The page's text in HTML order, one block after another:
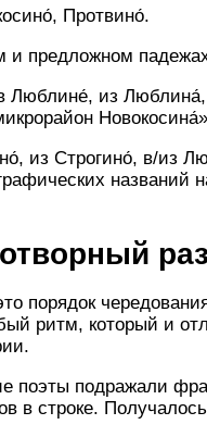
Протвино́.
и предложном
Люблине́, из
из Строгино́, в/из
названий
порядок
ритм, который и
поэты подражали
в строке.